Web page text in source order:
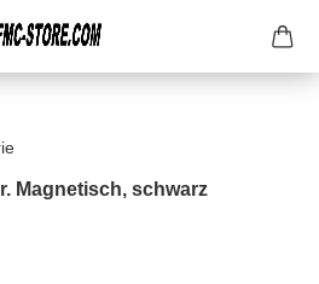
Magnetisch, schwarz